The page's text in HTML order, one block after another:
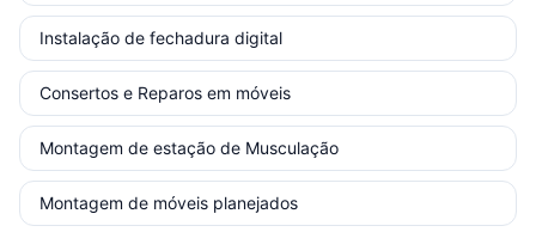
Instalação de fechadura digital
Consertos e Reparos em móveis
Montagem de estação de Musculação
Montagem de móveis planejados